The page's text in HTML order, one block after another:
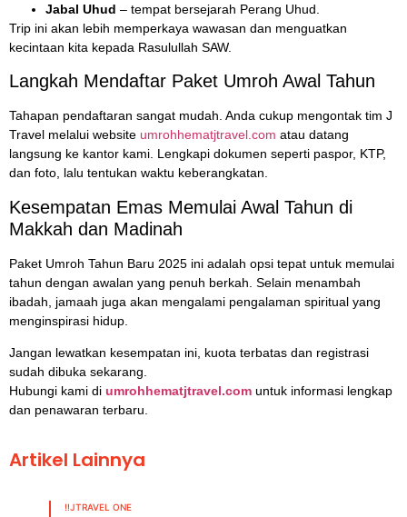
Jabal Uhud – tempat bersejarah Perang Uhud.
Trip ini akan lebih memperkaya wawasan dan menguatkan
kecintaan kita kepada Rasulullah SAW.
Langkah Mendaftar Paket Umroh Awal Tahun
Tahapan pendaftaran sangat mudah. Anda cukup mengontak tim J
Travel melalui website umrohhematjtravel.com atau datang
langsung ke kantor kami. Lengkapi dokumen seperti paspor, KTP,
dan foto, lalu tentukan waktu keberangkatan.
Kesempatan Emas Memulai Awal Tahun di
Makkah dan Madinah
Paket Umroh Tahun Baru 2025 ini adalah opsi tepat untuk memulai
tahun dengan awalan yang penuh berkah. Selain menambah
ibadah, jamaah juga akan mengalami pengalaman spiritual yang
menginspirasi hidup.
Jangan lewatkan kesempatan ini, kuota terbatas dan registrasi
sudah dibuka sekarang.
Hubungi kami di umrohhematjtravel.com untuk informasi lengkap
dan penawaran terbaru.
Artikel Lainnya
!!JTRAVEL ONE